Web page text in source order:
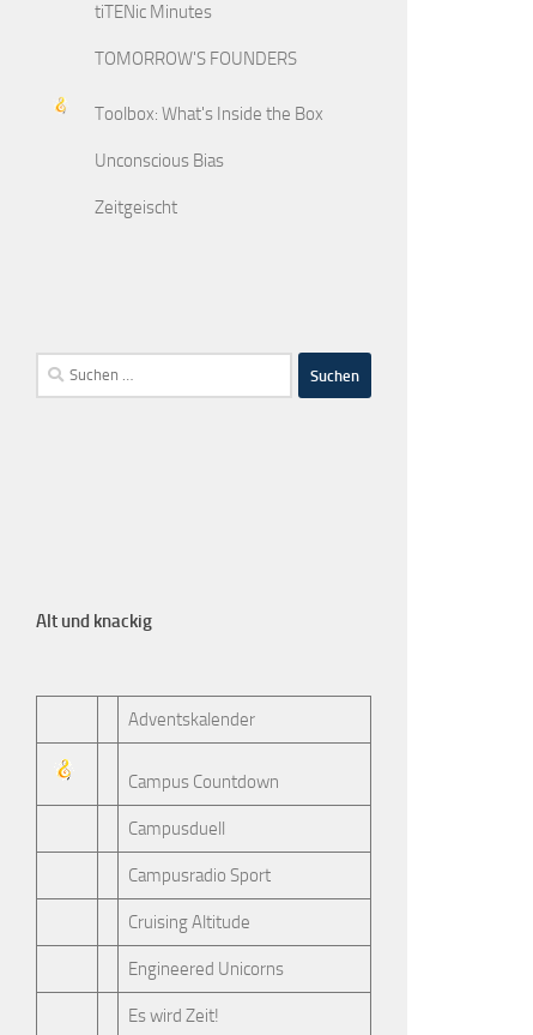
tiTENic Minutes
TOMORROW'S FOUNDERS
Toolbox: What's Inside the Box
Unconscious Bias
Zeitgeischt
Alt und knackig
Adventskalender
Campus Countdown
Campusduell
Campusradio Sport
Cruising Altitude
Engineered Unicorns
Es wird Zeit!